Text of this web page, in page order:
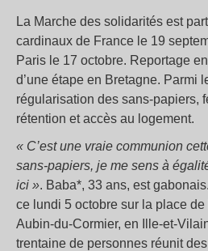
La Marche des solidarités est
cardinaux de France le 19
Paris le 17 octobre. Reportage
d’une étape en Bretagne. Parmi
régularisation des sans-papiers,
rétention et accès au logement.
« C’est une vraie communion
sans-papiers, je me sens à
ici ». Baba*, 33 ans, est
ce lundi 5 octobre sur la place
Aubin-du-Cormier, en Ille-et-
trentaine de personnes réunit